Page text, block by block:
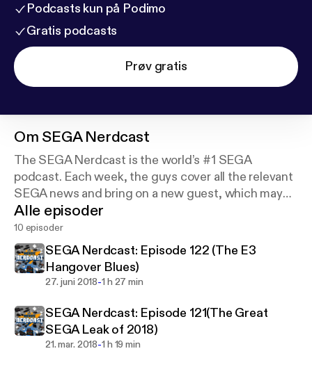
Podcasts kun på Podimo
Gratis podcasts
Prøv gratis
Om SEGA Nerdcast
The SEGA Nerdcast is the world’s #1 SEGA
podcast. Each week, the guys cover all the relevant
SEGA news and bring on a new guest, which may
be a SEGA developer, producer or someone in the
community.
Alle episoder
10 episoder
SEGA Nerdcast: Episode 122 (The E3
Hangover Blues)
27. juni 2018-1 h 27 min
SEGA Nerdcast: Episode 121(The Great
SEGA Leak of 2018)
21. mar. 2018-1 h 19 min